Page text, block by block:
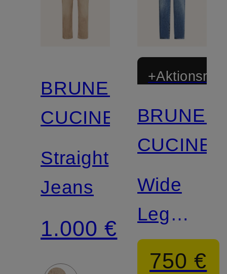
BRUNELLO
CUCINELLI
Straight
Jeans
1.000 €
Wide
Leg
Jeans
750 €